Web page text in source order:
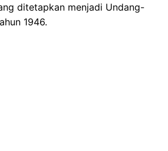
ditetapkan menjadi Undang-
1946.